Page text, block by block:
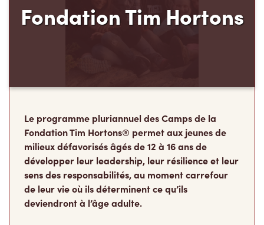
Fondation Tim Hortons
Le programme pluriannuel des Camps de la
Fondation Tim Hortons® permet aux jeunes de
milieux défavorisés âgés de 12 à 16 ans de
développer leur leadership, leur résilience et leur
sens des responsabilités, au moment carrefour
de leur vie où ils déterminent ce qu’ils
deviendront à l’âge adulte.